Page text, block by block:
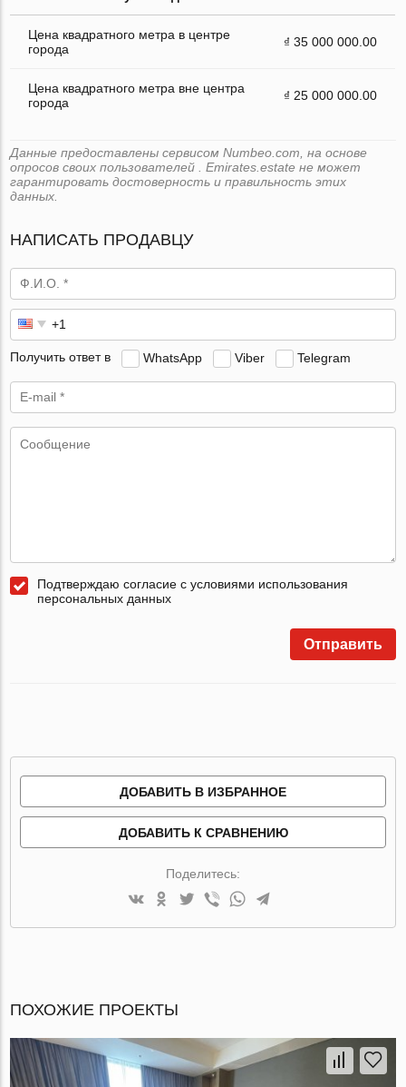
Цена квадратного метра в центре
города
₫ 35 000 000.00
Цена квадратного метра вне центра
города
₫ 25 000 000.00
Данные предоставлены сервисом Numbeo.com, на основе
опросов своих пользователей . Emirates.estate не может
гарантировать достоверность и правильность этих
данных.
НАПИСАТЬ ПРОДАВЦУ
Получить ответ в WhatsApp Viber Telegram
Подтверждаю согласие с условиями использования
персональных данных
Отправить
ДОБАВИТЬ В ИЗБРАННОЕ
ДОБАВИТЬ К СРАВНЕНИЮ
Поделитесь:
ПОХОЖИЕ ПРОЕКТЫ